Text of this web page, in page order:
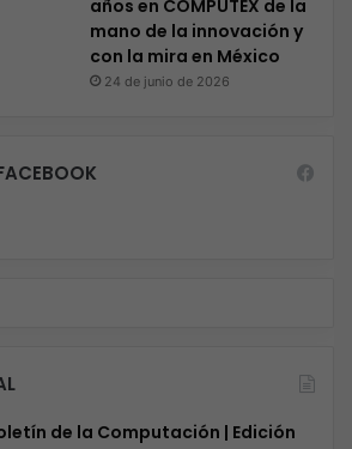
años en COMPUTEX de la
mano de la innovación y
con la mira en México
24 de junio de 2026
de la Computación | Edición